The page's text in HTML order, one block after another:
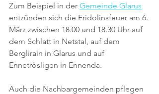
Zum Beispiel in der Gemeinde Glarus
entzünden sich die Fridolinsfeuer am 6.
März zwischen 18.00 und 18.30 Uhr auf
dem Schlatt in Netstal, auf dem
Berglirain in Glarus und auf
Ennetrösligen in Ennenda.
Auch die Nachbargemeinden pflegen